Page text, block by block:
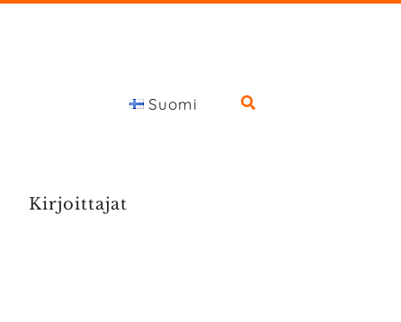
Suomi
Kirjoittajat